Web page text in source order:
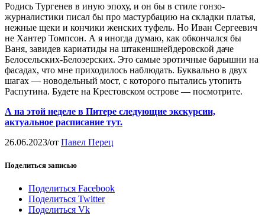
Родись Тургенев в иную эпоху, и он бы в стиле гонзо-
журналистики писал бы про мастурбацию на складки платья,
нежные щеки и кончики женских туфель. Но Иван Сергеевич
не Хантер Томпсон. А я иногда думаю, как обкончался бы
Ваня, завидев кариатиды на штакеншнейдеровской даче
Белосельских-Белозерских. Это самые эротичные барышни на
фасадах, что мне приходилось наблюдать. Буквально в двух
шагах — новодельный мост, с которого пытались утопить
Распутина. Будете на Крестовском острове — посмотрите.
А на этой неделе в Питере следующие экскурсии,
актуальное расписание тут.
26.06.2023/от Павел Перец
Поделиться записью
Поделиться Facebook
Поделиться Twitter
Поделиться Vk